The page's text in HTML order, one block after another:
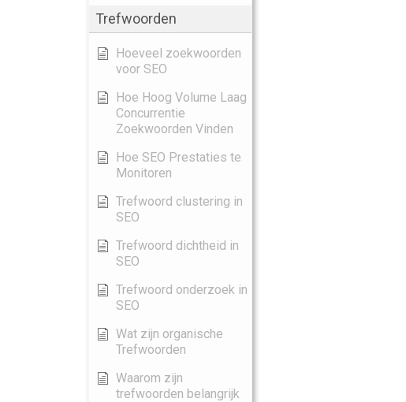
Trefwoorden
Hoeveel zoekwoorden
voor SEO
Hoe Hoog Volume Laag
Concurrentie
Zoekwoorden Vinden
Hoe SEO Prestaties te
Monitoren
Trefwoord clustering in
SEO
Trefwoord dichtheid in
SEO
Trefwoord onderzoek in
SEO
Wat zijn organische
Trefwoorden
Waarom zijn
trefwoorden belangrijk